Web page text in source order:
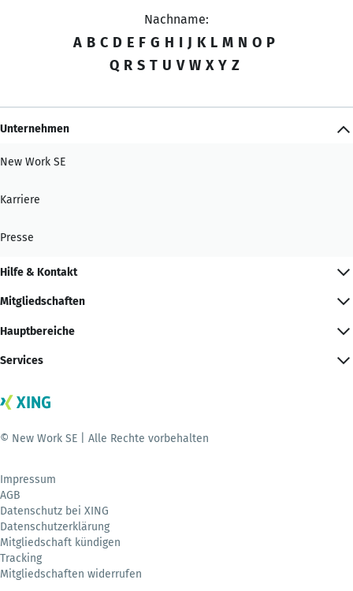
Nachname:
A B C D E F G H I J K L M N O P
Q R S T U V W X Y Z
Unternehmen
New Work SE
Karriere
Presse
Hilfe & Kontakt
Mitgliedschaften
Hauptbereiche
Services
© New Work SE | Alle Rechte vorbehalten
Impressum
AGB
Datenschutz bei XING
Datenschutzerklärung
Mitgliedschaft kündigen
Tracking
Mitgliedschaften widerrufen